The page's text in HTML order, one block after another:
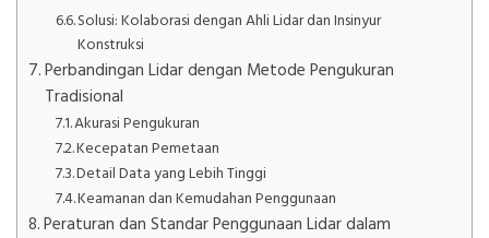
Solusi: Kolaborasi dengan Ahli Lidar dan Insinyur
Konstruksi
Perbandingan Lidar dengan Metode Pengukuran
Tradisional
Akurasi Pengukuran
Kecepatan Pemetaan
Detail Data yang Lebih Tinggi
Keamanan dan Kemudahan Penggunaan
Peraturan dan Standar Penggunaan Lidar dalam